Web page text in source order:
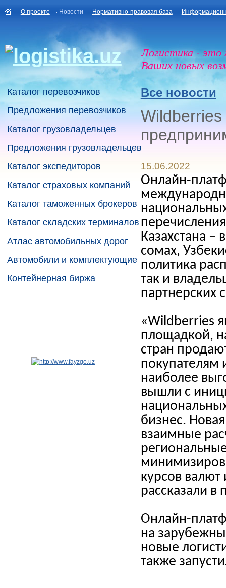
О проекте Новости Нормативно-правовая база
Логистика - это
Ваших новых
Каталог перевозчиков
Предложения перевозчиков
Каталог грузовладельцев
Предложения грузовладельцев
Каталог экспедиторов
Каталог страховых компаний
Каталог таможенных брокеров
Каталог складских терминалов
Атлас автомобильных дорог
Автомобили и комплектующие
Контейнерная биржа
Все новости
Wildberries
15.06.2022
Онлайн-
Казахстана
сомах,
политика
так и
партнерских
«Wildberries
площадкой,
стран
наиболее
вышли с
бизнес.
взаимные
курсов
рассказали
Онлайн-
на
новые
также